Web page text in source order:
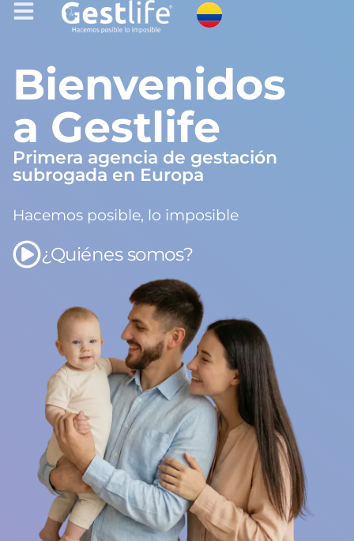
Bienvenidos
a Gestlife
Primera agencia de gestación
subrogada en Europa
Hacemos posible, lo imposible
¿Quiénes somos?